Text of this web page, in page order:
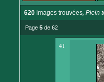
620 images trouvées, Plein
Page 5 de 62
41